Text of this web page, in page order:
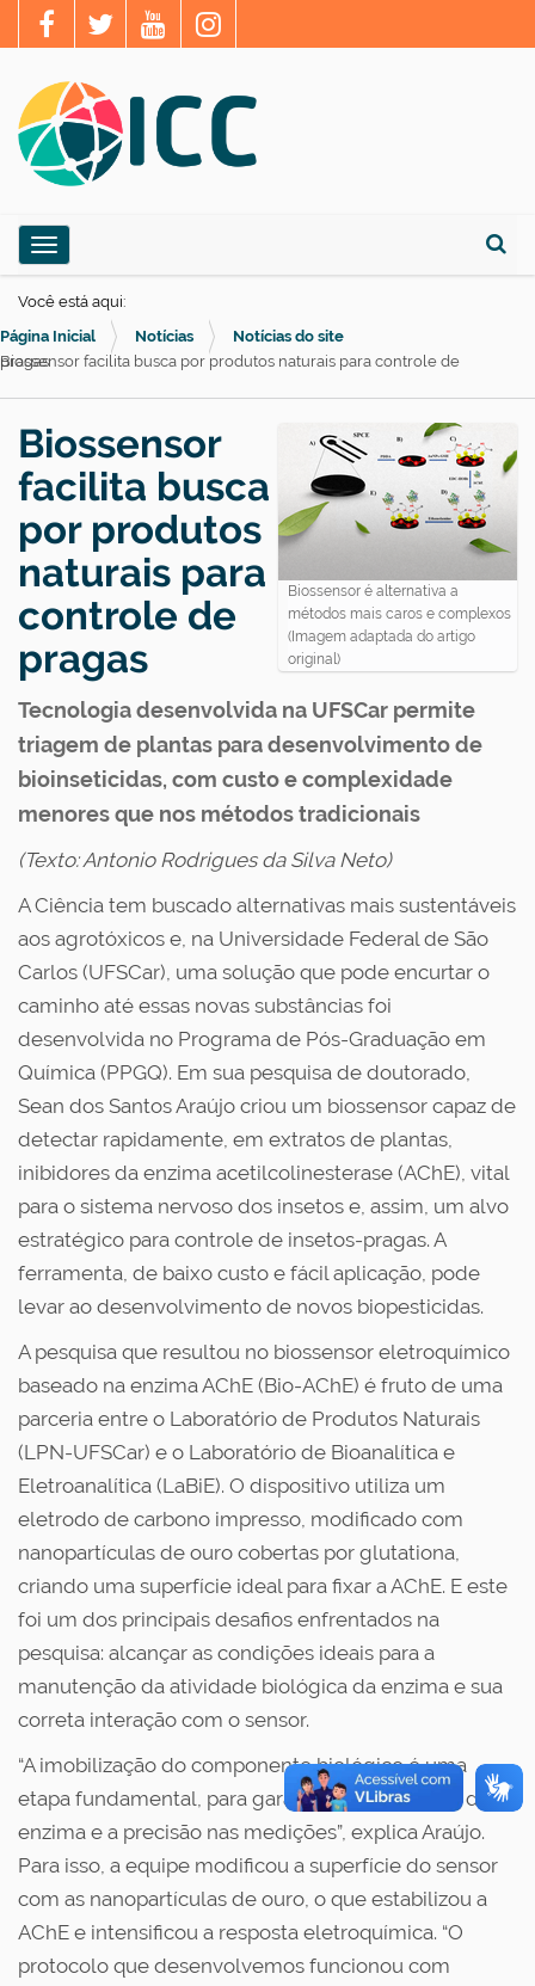
Busca
e
g
a
Toggle navigation
Você está aqui:
Página Inicial
Notícias
Notícias do site
Biossensor facilita busca por produtos naturais para controle de pragas
Biossensor é alternativa a
métodos mais caros e complexos
(Imagem adaptada do artigo
original)
Biossensor
facilita busca
por produtos
naturais para
controle de
pragas
Tecnologia desenvolvida na UFSCar permite
triagem de plantas para desenvolvimento de
bioinseticidas, com custo e complexidade
menores que nos métodos tradicionais
(Texto: Antonio Rodrigues da Silva Neto)
A Ciência tem buscado alternativas mais sustentáveis
aos agrotóxicos e, na Universidade Federal de São
Carlos (UFSCar), uma solução que pode encurtar o
caminho até essas novas substâncias foi
desenvolvida no Programa de Pós-Graduação em
Química (PPGQ). Em sua pesquisa de doutorado,
Sean dos Santos Araújo criou um biossensor capaz de
detectar rapidamente, em extratos de plantas,
inibidores da enzima acetilcolinesterase (AChE), vital
para o sistema nervoso dos insetos e, assim, um alvo
estratégico para controle de insetos-pragas. A
ferramenta, de baixo custo e fácil aplicação, pode
levar ao desenvolvimento de novos biopesticidas.
A pesquisa que resultou no biossensor eletroquímico
baseado na enzima AChE (Bio-AChE) é fruto de uma
parceria entre o Laboratório de Produtos Naturais
(LPN-UFSCar) e o Laboratório de Bioanalítica e
Eletroanalítica (LaBiE). O dispositivo utiliza um
eletrodo de carbono impresso, modificado com
nanopartículas de ouro cobertas por glutationa,
criando uma superfície ideal para fixar a AChE. E este
foi um dos principais desafios enfrentados na
pesquisa: alcançar as condições ideais para a
manutenção da atividade biológica da enzima e sua
correta interação com o sensor.
“A imobilização do componente biológico é uma
etapa fundamental, para garantir a estabilidade da
enzima e a precisão nas medições”, explica Araújo.
Para isso, a equipe modificou a superfície do sensor
com as nanopartículas de ouro, o que estabilizou a
AChE e intensificou a resposta eletroquímica. “O
protocolo que desenvolvemos funcionou com